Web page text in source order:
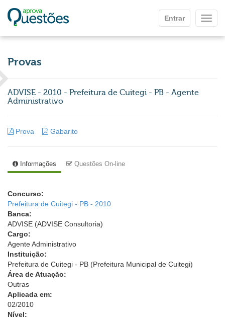
Entrar
Provas
ADVISE - 2010 - Prefeitura de Cuitegi - PB - Agente
Administrativo
Prova Gabarito
Informações Questões On-line
Concurso:
Prefeitura de Cuitegi - PB - 2010
Banca:
ADVISE (ADVISE Consultoria)
Cargo:
Agente Administrativo
Instituição:
Prefeitura de Cuitegi - PB (Prefeitura Municipal de Cuitegi)
Área de Atuação:
Outras
Aplicada em:
02/2010
Nível: